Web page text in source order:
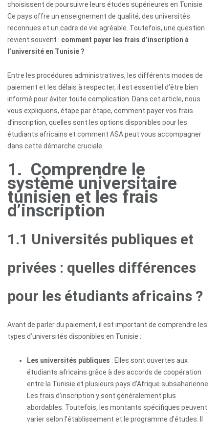
choisissent de poursuivre leurs études supérieures en Tunisie.
Ce pays offre un enseignement de qualité, des universités
reconnues et un cadre de vie agréable. Toutefois, une question
revient souvent : comment payer les frais d’inscription à
l’université en Tunisie ?
Entre les procédures administratives, les différents modes de
paiement et les délais à respecter, il est essentiel d’être bien
informé pour éviter toute complication. Dans cet article, nous
vous expliquons, étape par étape, comment payer vos frais
d’inscription, quelles sont les options disponibles pour les
étudiants africains et comment ASA peut vous accompagner
dans cette démarche cruciale.
1. Comprendre le
système universitaire
tunisien et les frais
d’inscription
1.1 Universités publiques et
privées : quelles différences
pour les étudiants africains ?
Avant de parler du paiement, il est important de comprendre les
types d’universités disponibles en Tunisie :
Les universités publiques : Elles sont ouvertes aux
étudiants africains grâce à des accords de coopération
entre la Tunisie et plusieurs pays d’Afrique subsaharienne.
Les frais d’inscription y sont généralement plus
abordables. Toutefois, les montants spécifiques peuvent
varier selon l’établissement et le programme d’études. Il